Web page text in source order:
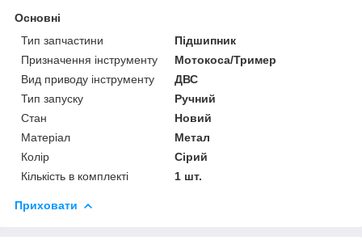
Основні
Тип запчастини
Підшипник
Призначення інструменту
Мотокоса/Тример
Вид приводу інструменту
ДВС
Тип запуску
Ручний
Стан
Новий
Матеріал
Метал
Колір
Сірий
Кількість в комплекті
1 шт.
Приховати